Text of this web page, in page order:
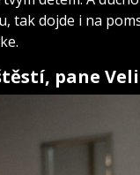
tak dojde i na
pane